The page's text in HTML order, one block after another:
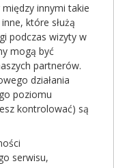
50+
Dostępność
innymi takie
które służą
podczas wizyty w
mogą być
partnerów.
działania
poziomu
kontrolować) są
serwisu,